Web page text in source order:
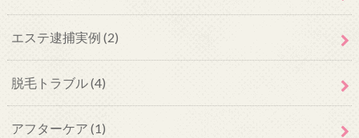
エステ逮捕実例 (2)
脱毛トラブル(4)
アフターケア (1)